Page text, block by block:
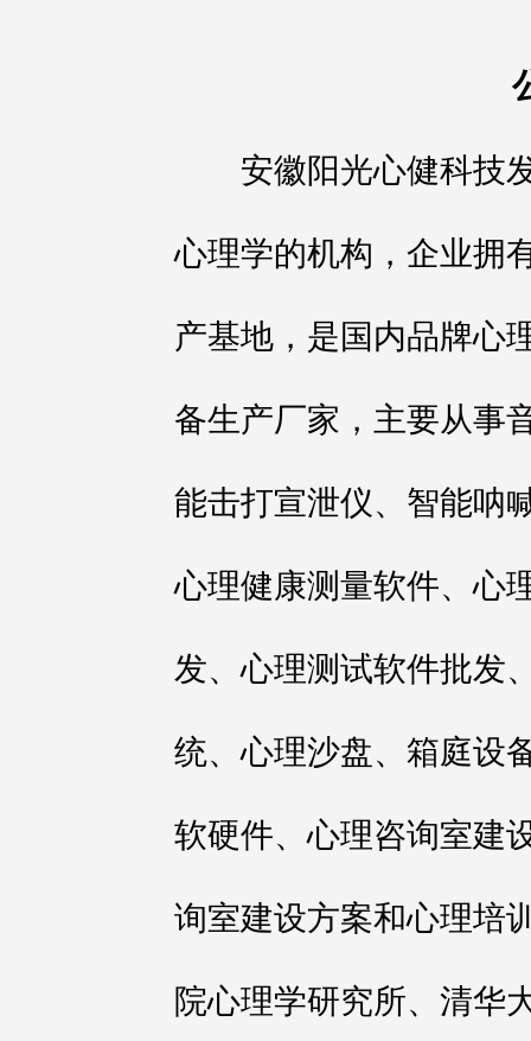
安徽阳光心健科技发
心理学的机构，企业拥
产基地，是国内品牌心
备生产厂家，主要从事
能击打宣泄仪、智能呐
心理健康测量软件、心
发、心理测试软件批发
统、心理沙盘、箱庭设
软硬件、心理咨询室建
询室建设方案和心理培
院心理学研究所、清华